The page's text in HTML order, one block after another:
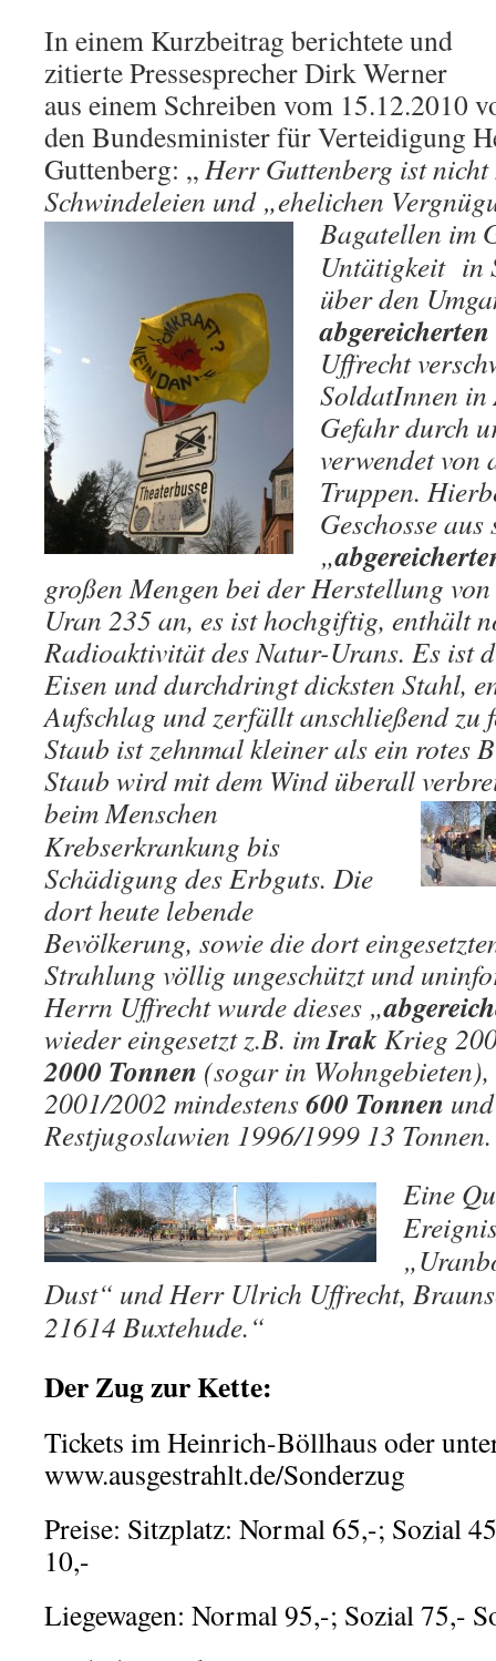
In einem Kurzbeitrag berichtete und
zitierte Pressesprecher Dirk Werner
aus einem Schreiben vom 15.12.2010
den Bundesminister für Verteidigung
Guttenberg: „Herr Guttenberg ist
Schwindeleien und „ehelichen
Bagatellen im
Untätigkeit in
über den
Uffrecht
SoldatInnen
Gefahr durch
verwendet von
Truppen.
Geschosse
„
großen Mengen bei der Herstellung
Uran 235 an, es ist hochgiftig, enthält
Radioaktivität des Natur-Urans. Es ist
Eisen und durchdringt dicksten Stahl,
Aufschlag und zerfällt anschließend zu
Staub ist zehnmal kleiner als ein rotes
Staub wird mit dem Wind überall
beimMenschen
Krebserkrankung bis
Schädigung des Erbguts. Die
dort heute lebende
Bevölkerung, sowie die dort
Strahlung völlig ungeschützt und
Herrn Uffrecht wurde dieses „
wieder eingesetzt z.B. imIrakKrieg
2000 Tonnen (sogar in
2001/2002 mindestens600 Tonnen
Restjugoslawien 1996/1999 13 Tonnen.
Eine
Dust“ und Herr Ulrich Uffrecht,
21614 Buxtehude.“
Der Zug zur Kette:
Tickets im Heinrich-Böllhaus oder
www.ausgestrahlt.de/Sonderzug
Preise: Sitzplatz: Normal 65,-; Sozial
10,-
Liegewagen: Normal 95,-; Sozial 75,-